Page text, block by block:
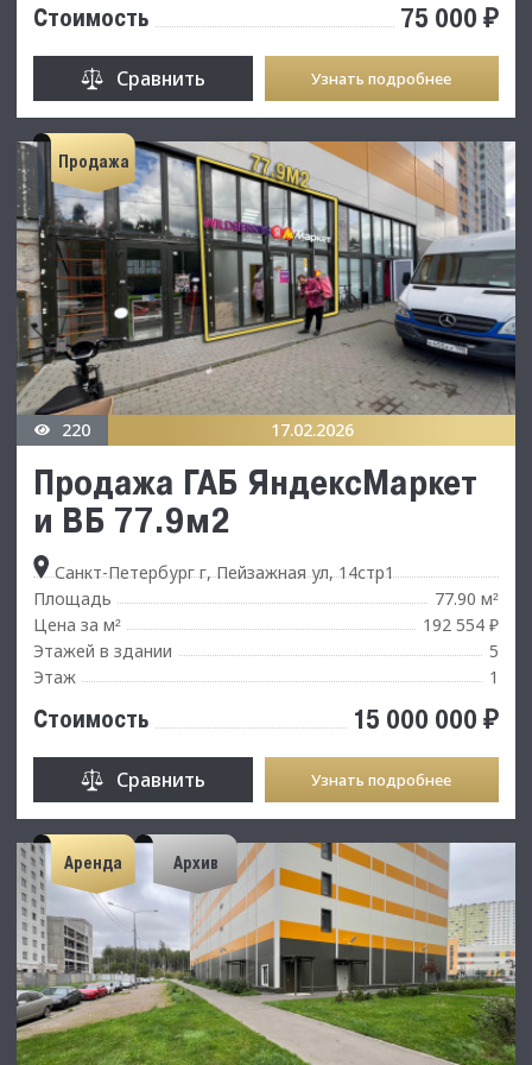
Стоимость 75 000 ₽
Сравнить Узнать подробнее
Продажа
220 17.02.2026
Продажа ГАБ ЯндексМаркет
и ВБ 77.9м2
Санкт-Петербург г, Пейзажная ул, 14стр1
Площадь
77.90 м²
Цена за м²
192 554 ₽
Этажей в здании
5
Этаж
1
Стоимость 15 000 000 ₽
Сравнить Узнать подробнее
Аренда Архив